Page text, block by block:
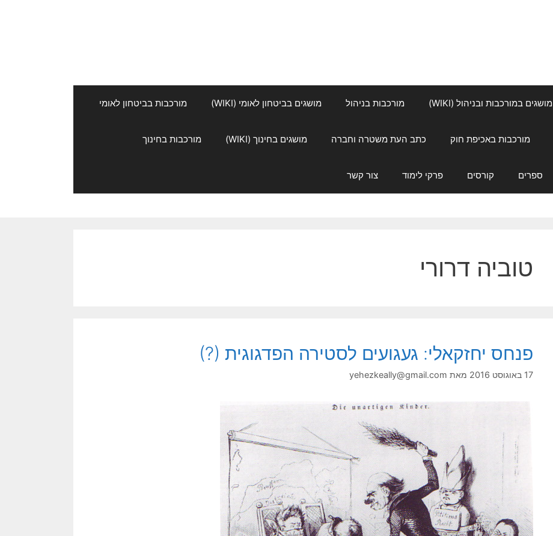
מושגים במורכבות ובניהול (WIKI) מורכבות בניהול מושגים בביטחון לאומי (WIKI) מורכבות בביטחון לאומי
מורכבות באכיפת חוק כתב העת משטרה וחברה מושגים בחינוך (WIKI) מורכבות בחינוך
ספרים קורסים פרקי לימוד צור קשר
טוביה דרורי
פנחס יחזקאלי: געגועים לסטירה הפדגוגית (?)
17 באוגוסט 2016 מאת yehezkeally@gmail.com